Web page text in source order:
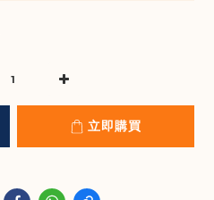
立即購買